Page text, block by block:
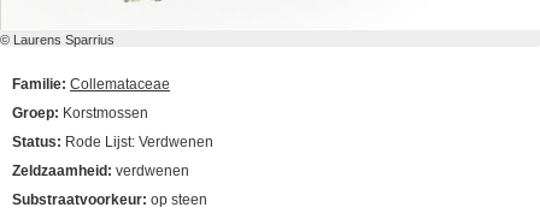
© Laurens Sparrius
Familie: Collemataceae
Groep: Korstmossen
Status: Rode Lijst: Verdwenen
Zeldzaamheid: verdwenen
Substraatvoorkeur: op steen